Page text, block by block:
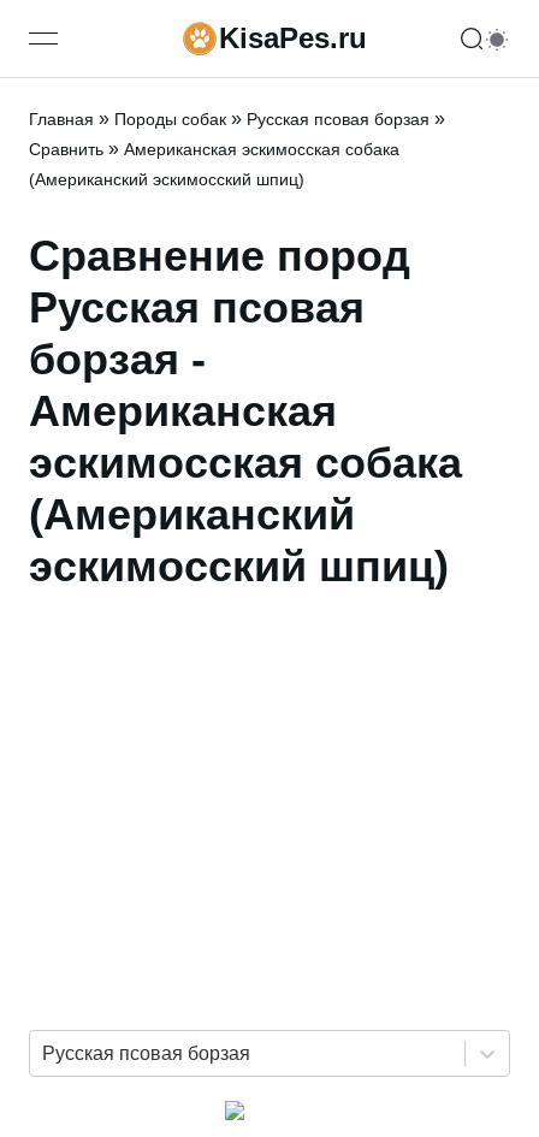
open navigation menuKisaPes.ru
Главная » Породы собак » Русская псовая борзая »
Сравнить » Американская эскимосская собака
(Американский эскимосский шпиц)
Сравнение пород
Русская псовая
борзая -
Американская
эскимосская собака
(Американский
эскимосский шпиц)
Русская псовая борзая